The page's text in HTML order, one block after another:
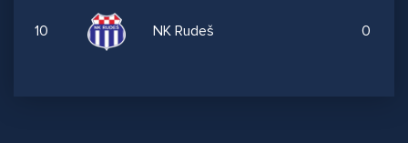
10 NK Rudeš 0